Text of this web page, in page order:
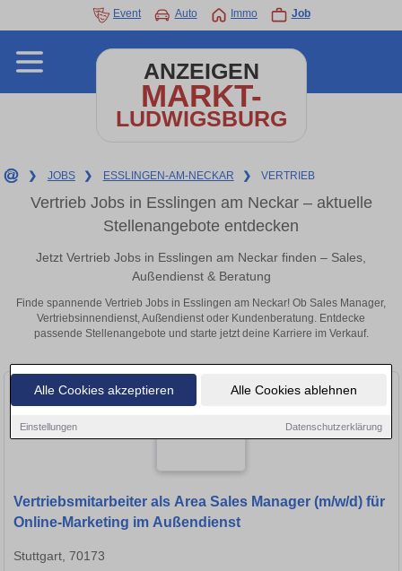
Alle Cookies akzeptieren Alle Cookies ablehnen
Einstellungen Datenschutzerklärung
Event Auto Immo Job
ANZEIGEN
MARKT-
LUDWIGSBURG
❯ JOBS ❯ ESSLINGEN-AM-NECKAR ❯ VERTRIEB
Vertrieb Jobs in Esslingen am Neckar – aktuelle
Stellenangebote entdecken
Jetzt Vertrieb Jobs in Esslingen am Neckar finden – Sales,
Außendienst & Beratung
Finde spannende Vertrieb Jobs in Esslingen am Neckar! Ob Sales Manager,
Vertriebsinnendienst, Außendienst oder Kundenberatung. Entdecke
passende Stellenangebote und starte jetzt deine Karriere im Verkauf.
Vertriebsmitarbeiter als Area Sales Manager (m/w/d) für
Online-Marketing im Außendienst
Stuttgart, 70173